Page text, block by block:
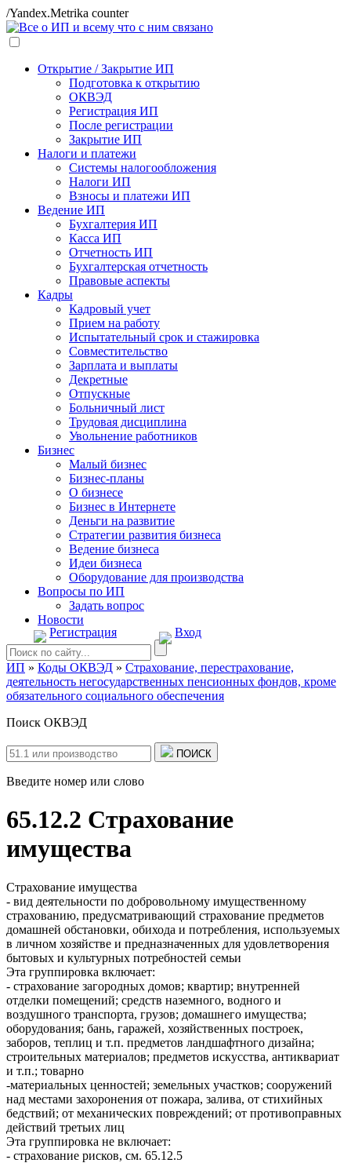
/Yandex.Metrika counter
Открытие / Закрытие ИП
Подготовка к открытию
ОКВЭД
Регистрация ИП
После регистрации
Закрытие ИП
Налоги и платежи
Системы налогообложения
Налоги ИП
Взносы и платежи ИП
Ведение ИП
Бухгалтерия ИП
Касса ИП
Отчетность ИП
Бухгалтерская отчетность
Правовые аспекты
Кадры
Кадровый учет
Прием на работу
Испытательный срок и стажировка
Совместительство
Зарплата и выплаты
Декретные
Отпускные
Больничный лист
Трудовая дисциплина
Увольнение работников
Бизнес
Малый бизнес
Бизнес-планы
О бизнесе
Бизнес в Интернете
Деньги на развитие
Стратегии развития бизнеса
Ведение бизнеса
Идеи бизнеса
Оборудование для производства
Вопросы по ИП
Задать вопрос
Новости
Регистрация
Вход
ИП » Коды ОКВЭД » Страхование, перестрахование,
деятельность негосударственных пенсионных фондов, кроме
обязательного социального обеспечения
Поиск ОКВЭД
ПОИСК
Введите номер или слово
65.12.2 Страхование
имущества
Страхование имущества
- вид деятельности по добровольному имущественному
страхованию, предусматривающий страхование предметов
домашней обстановки, обихода и потребления, используемых
в личном хозяйстве и предназначенных для удовлетворения
бытовых и культурных потребностей семьи
Эта группировка включает:
- страхование загородных домов; квартир; внутренней
отделки помещений; средств наземного, водного и
воздушного транспорта, грузов; домашнего имущества;
оборудования; бань, гаражей, хозяйственных построек,
заборов, теплиц и т.п. предметов ландшафтного дизайна;
строительных материалов; предметов искусства, антиквариат
и т.п.; товарно
-материальных ценностей; земельных участков; сооружений
над местами захоронения от пожара, залива, от стихийных
бедствий; от механических повреждений; от противоправных
действий третьих лиц
Эта группировка не включает:
- страхование рисков, см. 65.12.5